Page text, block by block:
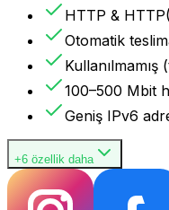
HTTP &
Otomatik
100–500 Mbit
Geniş IPv6
+6 özellik daha